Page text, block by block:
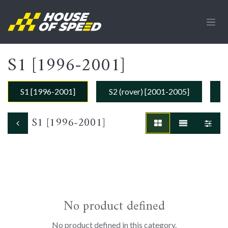
S1 [1996-2001]
S1 [1996-2001] S2 (rover) [2001-2005]
S1 [1996-2001]
No product defined
No product defined in this category.